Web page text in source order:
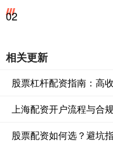
02
相关更新
股票杠杆配资指南：高
上海配资开户流程与合
股票配资如何选？避坑